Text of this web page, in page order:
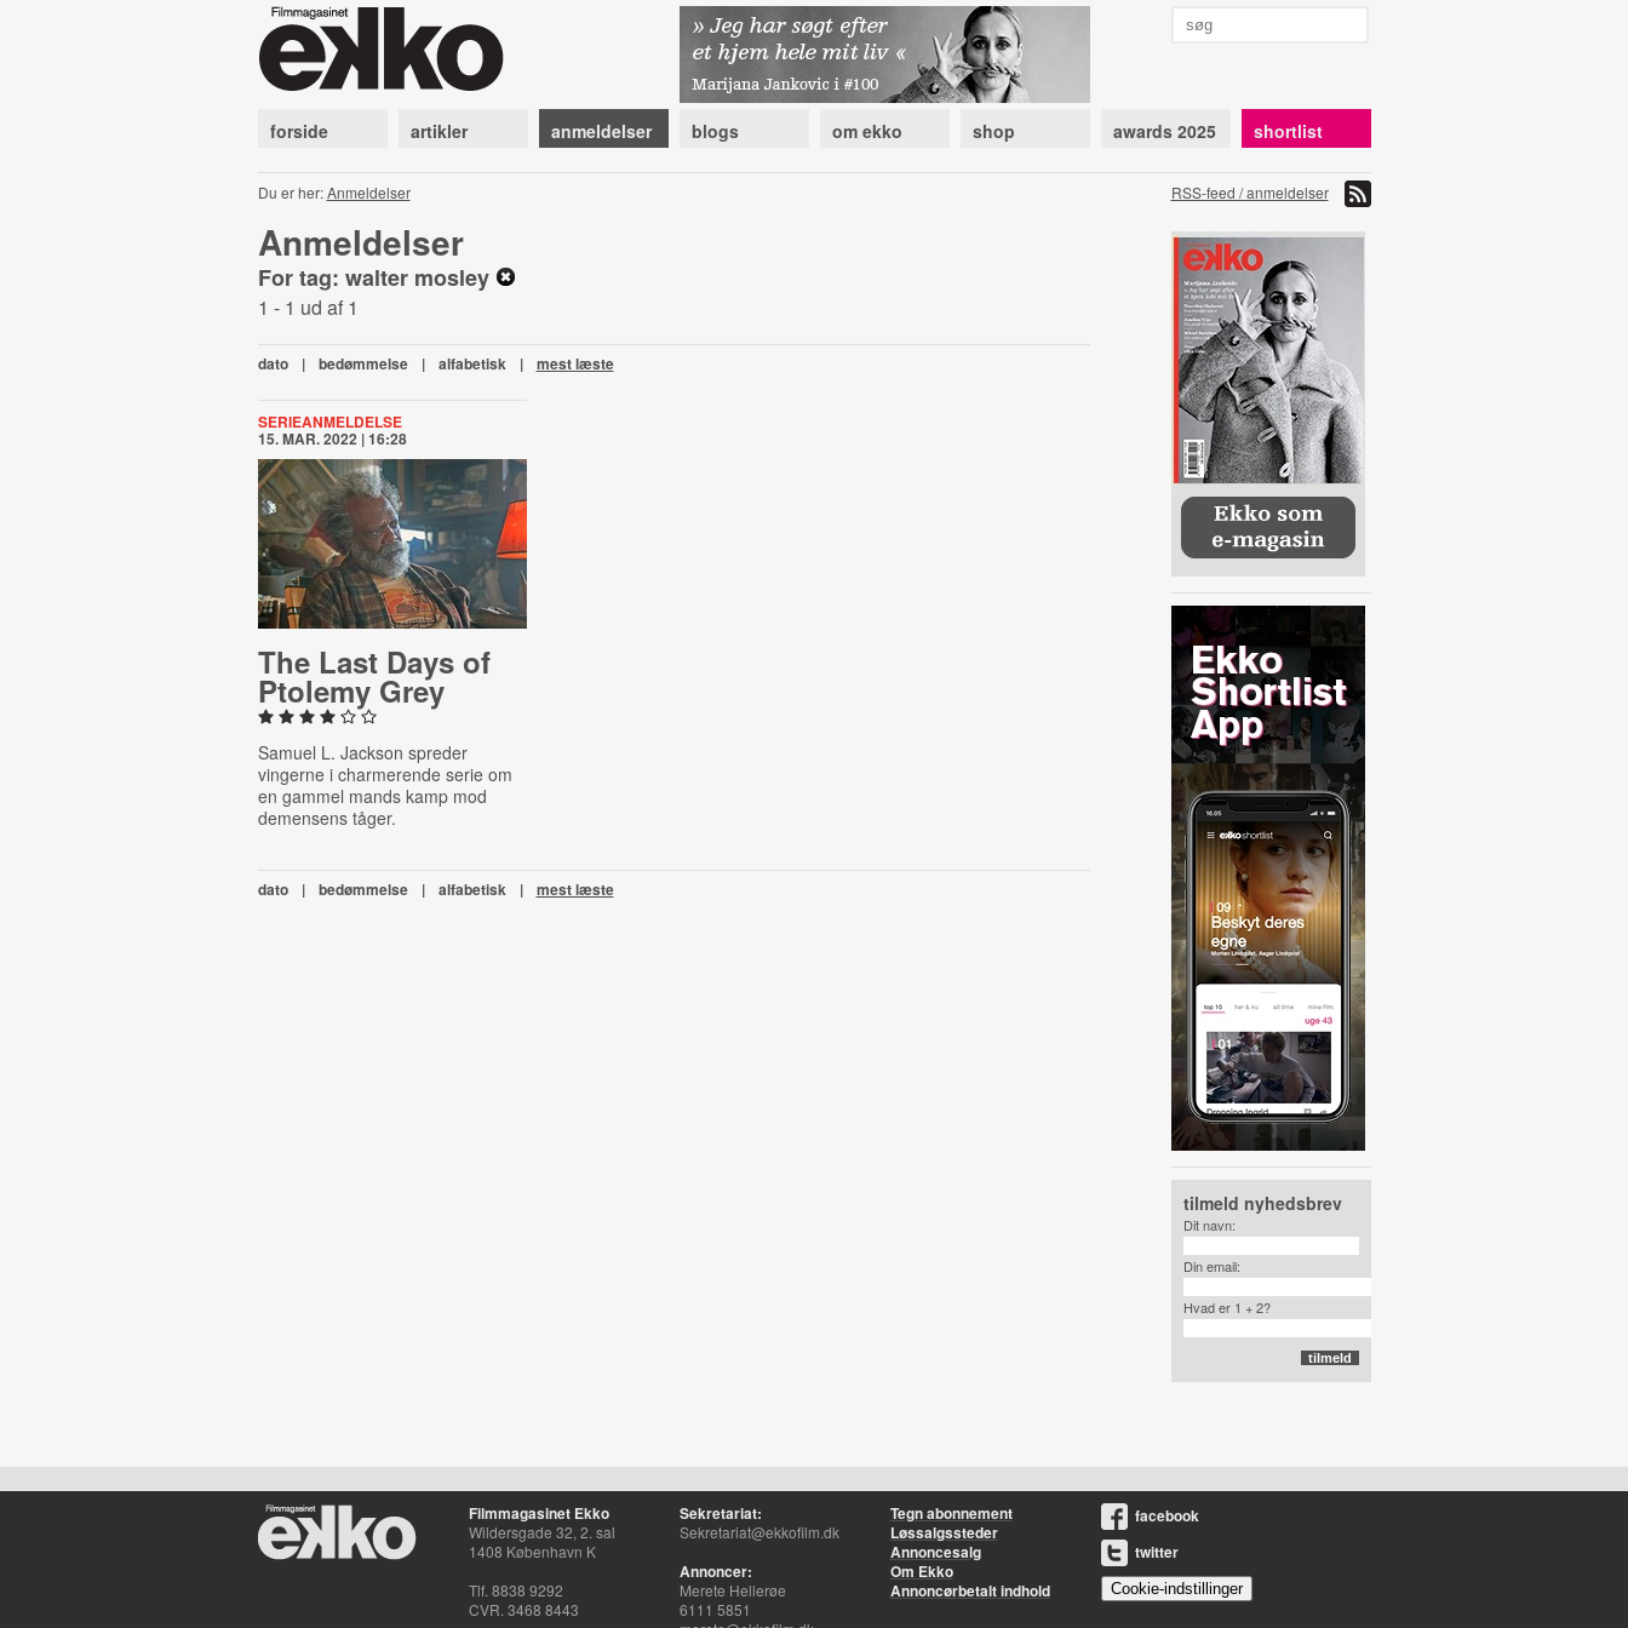
forside artikler anmeldelser blogs om ekko shop awards 2025 shortlist
Du er her:Anmeldelser RSS-feed / anmeldelser
Anmeldelser
For tag: walter mosley
1 - 1 ud af 1
dato | bedømmelse | alfabetisk | mest læste
SERIEANMELDELSE
15. MAR. 2022 | 16:28
The Last Days of
Ptolemy Grey
Samuel L. Jackson spreder
vingerne i charmerende serie om
en gammel mands kamp mod
demensens tåger.
dato | bedømmelse | alfabetisk | mest læste
tilmeld nyhedsbrev
Dit navn:
Din email:
Hvad er 1 + 2?
Filmmagasinet Ekko
Wildersgade 32, 2. sal
1408 København K
Tlf. 8838 9292
CVR. 3468 8443
Sekretariat:
Sekretariat@ekkofilm.dk
Annoncer:
Merete Hellerøe
6111 5851
Tegn abonnement
Løssalgssteder
Annoncesalg
Om Ekko
Annoncørbetalt indhold
facebook
twitter
Cookie-indstillinger